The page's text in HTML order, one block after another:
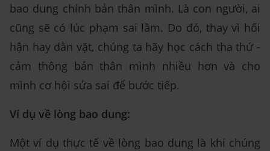
bao dung chính bản thân mình. Là con người, ai
cũng sẽ có lúc phạm sai lầm. Do đó, thay vì hối
hận hay dằn vặt, chúng ta hãy học cách tha thứ -
cảm thông bản thân mình nhiều hơn và cho
mình cơ hội sửa sai để bước tiếp.
Ví dụ về lòng bao dung:
Một ví dụ thực tế về lòng bao dung là khi chúng